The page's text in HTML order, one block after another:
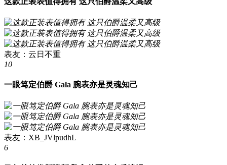
表友：云日不重
10
一眼笃定伯爵 Gala 腕表亦是灵魂知己
表友：XB_JVlpudhL
6